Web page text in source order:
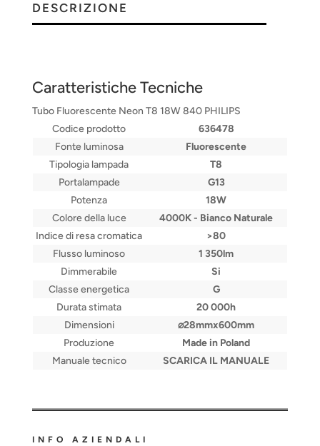
DESCRIZIONE
Caratteristiche Tecniche
Tubo Fluorescente Neon T8 18W 840 PHILIPS
Codice prodotto
636478
Fonte luminosa
Fluorescente
Tipologia lampada
T8
Portalampade
G13
Potenza
18W
Colore della luce
4000K - Bianco Naturale
Indice di resa cromatica
>80
Flusso luminoso
1 350lm
Dimmerabile
Si
Classe energetica
G
Durata stimata
20 000h
Dimensioni
⌀28mmx600mm
Produzione
Made in Poland
Manuale tecnico
SCARICA IL MANUALE
INFO AZIENDALI